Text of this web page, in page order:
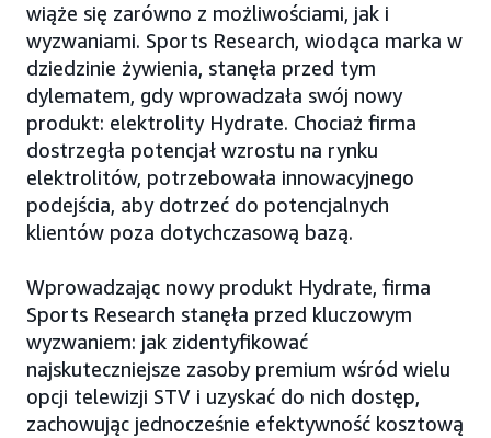
wiąże się zarówno z możliwościami, jak i
wyzwaniami. Sports Research, wiodąca marka w
dziedzinie żywienia, stanęła przed tym
dylematem, gdy wprowadzała swój nowy
produkt: elektrolity Hydrate. Chociaż firma
dostrzegła potencjał wzrostu na rynku
elektrolitów, potrzebowała innowacyjnego
podejścia, aby dotrzeć do potencjalnych
klientów poza dotychczasową bazą.
Wprowadzając nowy produkt Hydrate, firma
Sports Research stanęła przed kluczowym
wyzwaniem: jak zidentyfikować
najskuteczniejsze zasoby premium wśród wielu
opcji telewizji STV i uzyskać do nich dostęp,
zachowując jednocześnie efektywność kosztową